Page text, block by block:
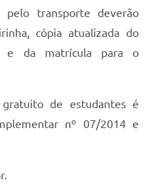
transporte deverão
cópia atualizada do
e da matrícula para o
de estudantes é
nº 07/2014 e